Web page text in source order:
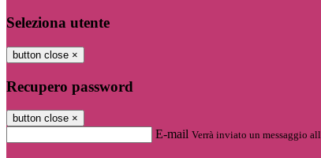
Seleziona utente
button close ×
Recupero password
button close ×
E-mail Verrà inviato un messaggio